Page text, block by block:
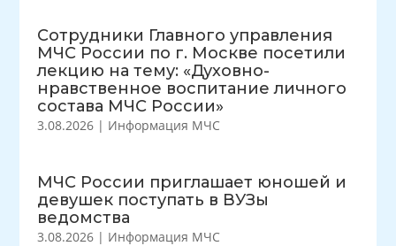
Сотрудники Главного управления
МЧС России по г. Москве посетили
лекцию на тему: «Духовно-
нравственное воспитание личного
состава МЧС России»
3.08.2026 | Информация МЧС
МЧС России приглашает юношей и
девушек поступать в ВУЗы
ведомства
3.08.2026 | Информация МЧС